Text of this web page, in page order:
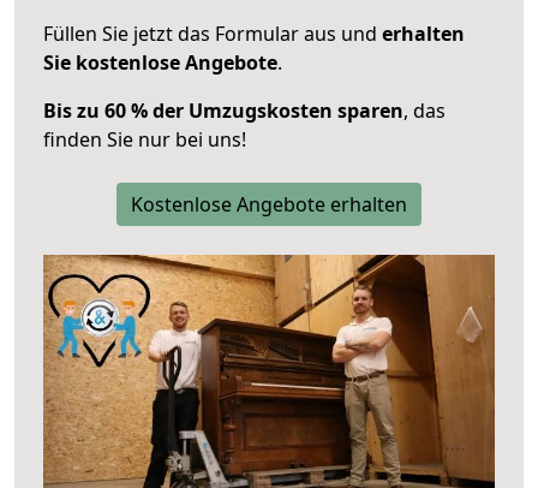
Füllen Sie jetzt das Formular aus und erhalten
Sie kostenlose Angebote.
Bis zu 60 % der Umzugskosten sparen, das
finden Sie nur bei uns!
Kostenlose Angebote erhalten